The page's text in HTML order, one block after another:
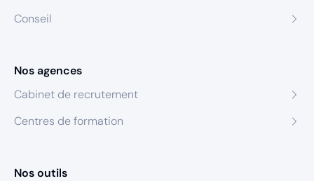
Conseil
Nos agences
Cabinet de recrutement
Centres de formation
Nos outils